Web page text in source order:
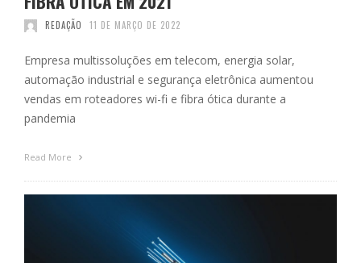
REDAÇÃO 11 DE MARÇO DE 2022
Empresa multissoluções em telecom, energia solar,
automação industrial e segurança eletrônica aumentou
vendas em roteadores wi-fi e fibra ótica durante a
pandemia
Read More